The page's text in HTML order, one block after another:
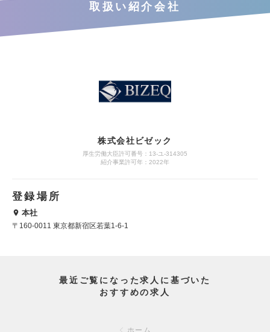
取扱い紹介会社
株式会社ビゼック
厚生労働大臣許可番号：13-ユ-314305
紹介事業許可年：2022年
登録場所
本社
〒160-0011 東京都新宿区若葉1-6-1
最近ご覧になった求人に基づいた
おすすめの求人
ホーム